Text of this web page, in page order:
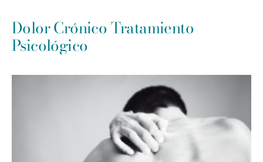
Dolor Crónico Tratamiento
Psicológico